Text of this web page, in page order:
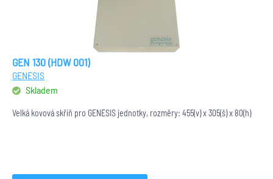
GEN 130 (HDW 001)
GENESIS
Skladem
Velká kovová skříň pro GENESIS jednotky, rozměry: 455(v) x 305(š) x 80(h)